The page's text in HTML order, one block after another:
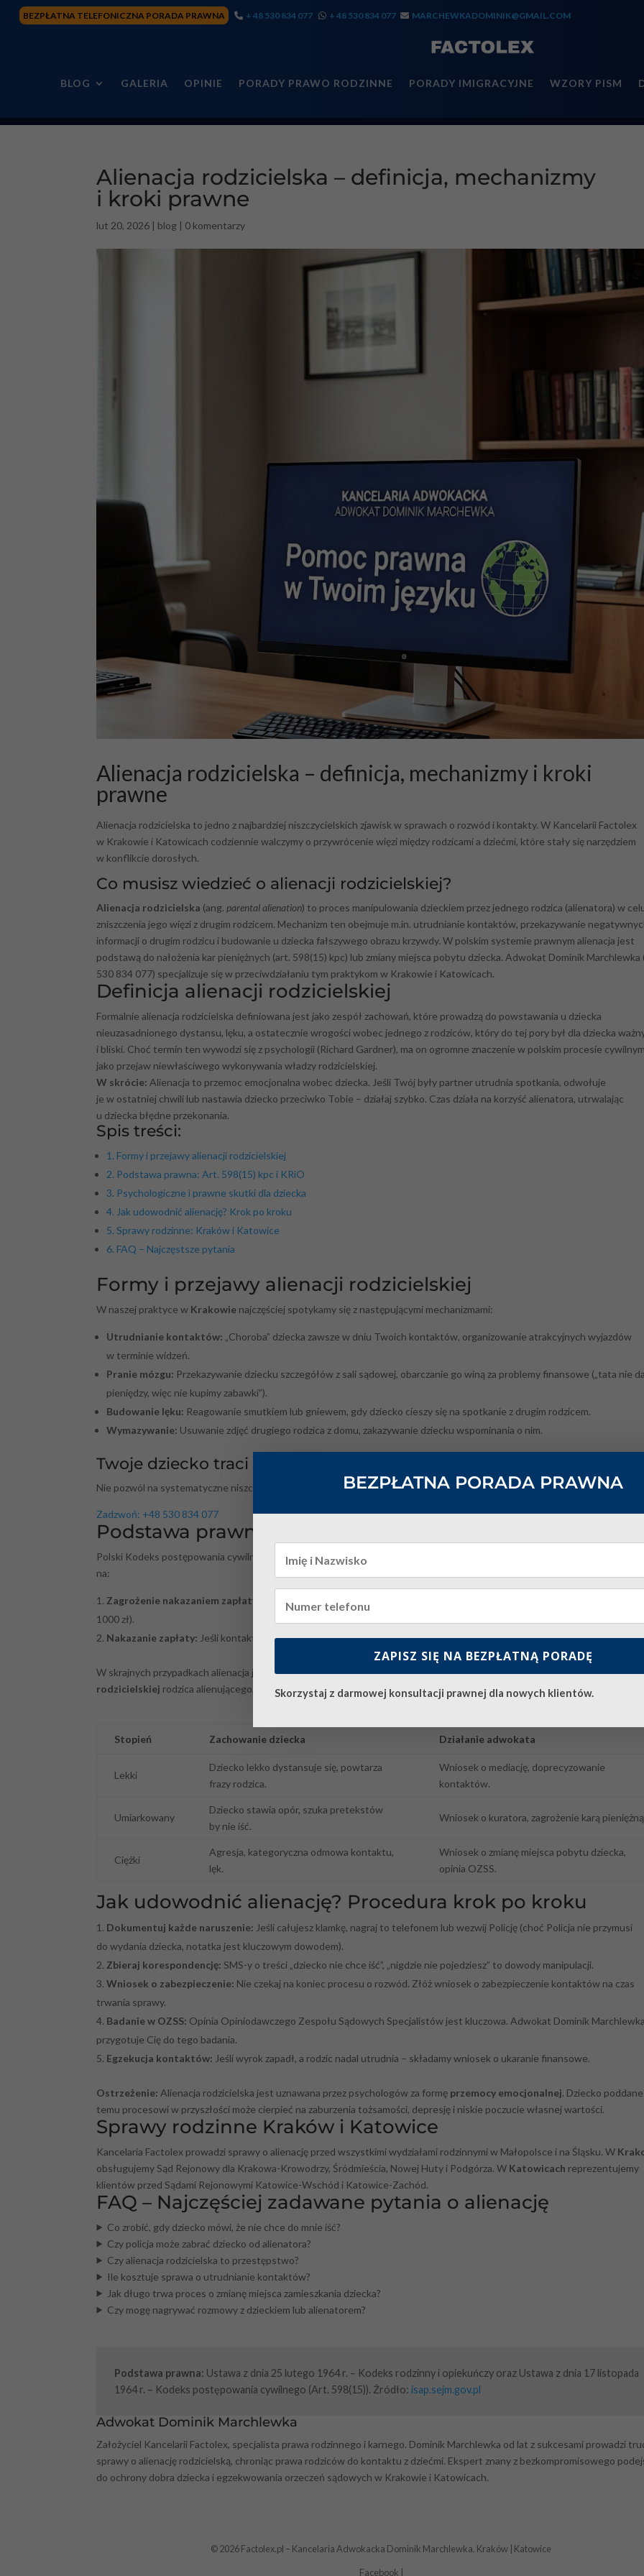
BEZPŁATNA TELEFONICZNA PORADA PRAWNA + 48 530 834 077 + 48 530 834 077 MARCHEWKADOMINIK@GMAIL.COM
BLOG GALERIA OPINIE PORADY PRAWO RODZINNE PORADY IMIGRACYJNE WZORY PISM
Alienacja rodzicielska – definicja, mechanizmy
i kroki prawne
lut 20, 2026 | blog | 0 komentarzy
Alienacja rodzicielska – definicja, mechanizmy i kroki
prawne
Alienacja rodzicielska to jedno z najbardziej niszczycielskich zjawisk w sprawach o rozwód i kontakty. W Kancelarii Factolex
w Krakowie i Katowicach codziennie walczymy o przywrócenie więzi między rodzicami a dziećmi, które stały się narzędziem
w konflikcie dorosłych.
Co musisz wiedzieć o alienacji rodzicielskiej?
Alienacja rodzicielska (ang. parental alienation) to proces manipulowania dzieckiem przez jednego rodzica (alienatora) w
zniszczenia jego więzi z drugim rodzicem. Mechanizm ten obejmuje m.in. utrudnianie kontaktów, przekazywanie
informacji o drugim rodzicu i budowanie u dziecka fałszywego obrazu krzywdy. W polskim systemie prawnym alienacja jest
podstawą do nałożenia kar pieniężnych (art. 598(15) kpc) lub zmiany miejsca pobytu dziecka. Adwokat Dominik Marchlewka
530 834 077) specjalizuje się w przeciwdziałaniu tym praktykom w Krakowie i Katowicach.
Definicja alienacji rodzicielskiej
Formalnie alienacja rodzicielska definiowana jest jako zespół zachowań, które prowadzą do powstawania u dziecka
nieuzasadnionego dystansu, lęku, a ostatecznie wrogości wobec jednego z rodziców, który do tej pory był dla dziecka
i bliski. Choć termin ten wywodzi się z psychologii (Richard Gardner), ma on ogromne znaczenie w polskim procesie
jako przejaw niewłaściwego wykonywania władzy rodzicielskiej.
W skrócie: Alienacja to przemoc emocjonalna wobec dziecka. Jeśli Twój były partner utrudnia spotkania, odwołuje
je w ostatniej chwili lub nastawia dziecko przeciwko Tobie – działaj szybko. Czas działa na korzyść alienatora, utrwalając
u dziecka błędne przekonania.
Spis treści:
1. Formy i przejawy alienacji rodzicielskiej
2. Podstawa prawna: Art. 598(15) kpc i KRiO
3. Psychologiczne i prawne skutki dla dziecka
4. Jak udowodnić alienację? Krok po kroku
5. Sprawy rodzinne: Kraków i Katowice
6. FAQ – Najczęstsze pytania
Formy i przejawy alienacji rodzicielskiej
W naszej praktyce w Krakowie najczęściej spotykamy się z następującymi mechanizmami:
Utrudnianie kontaktów: „Choroba” dziecka zawsze w dniu Twoich kontaktów, organizowanie atrakcyjnych wyjazdów
w terminie widzeń.
Pranie mózgu: Przekazywanie dziecku szczegółów z sali sądowej, obarczanie go winą za problemy finansowe („tata nie
pieniędzy, więc nie kupimy zabawki”).
Budowanie lęku: Reagowanie smutkiem lub gniewem, gdy dziecko cieszy się na spotkanie z drugim rodzicem.
Wymazywanie: Usuwanie zdjęć drugiego rodzica z domu, zakazywanie dziecku wspominania o nim.
Twoje dziecko traci więź z Tobą?
Nie pozwól na systematyczne niszczenie Twojej relacji z synem lub córką.
Zadzwoń: +48 530 834 077
Podstawa prawna: Jak walczyć o dziecko?
Polski Kodeks postępowania cywilnego oferuje konkretne narzędzia. Najskuteczniejszym jest
na:
Zagrożenie nakazaniem zapłaty:
Sąd ostrzega rodzica, że za każde utrudnione spotkanie zapłaci określoną kwotę (np.
1000 zł).
Nakazanie zapłaty: Jeśli kontakt się nie odbył, sąd nakazuje przelanie sumy bezpośrednio drugiemu rodzicowi.
W skrajnych przypadkach alienacja jest podstawą do wszczęcia postępowania oograniczenie lub pozbawienie władzy
rodzicielskiej rodzica alienującego, gdyż działa on przeciwko dobru dziecka.
Stopień
Zachowanie dziecka Działanie adwokata
Lekki
Dziecko lekko dystansuje się, powtarza
frazy rodzica.
Wniosek o mediację, doprecyzowanie
kontaktów.
Umiarkowany
Dziecko stawia opór, szuka pretekstów
by nie iść.
Wniosek o kuratora, zagrożenie karą
Ciężki
Agresja, kategoryczna odmowa kontaktu,
lęk.
Wniosek o zmianę miejsca pobytu dziecka,
opinia OZSS.
Jak udowodnić alienację? Procedura krok po kroku
Dokumentuj każde naruszenie: Jeśli całujesz klamkę, nagraj to telefonem lub wezwij Policję (choć Policja nie przymusi
do wydania dziecka, notatka jest kluczowym dowodem).
Zbieraj korespondencję: SMS-y o treści „dziecko nie chce iść”, „nigdzie nie pojedziesz” to dowody manipulacji.
Wniosek o zabezpieczenie: Nie czekaj na koniec procesu o rozwód. Złóż wniosek o zabezpieczenie kontaktów na czas
trwania sprawy.
Badanie w OZSS: Opinia Opiniodawczego Zespołu Sądowych Specjalistów jest kluczowa. Adwokat Dominik
przygotuje Cię do tego badania.
Egzekucja kontaktów: Jeśli wyrok zapadł, a rodzic nadal utrudnia – składamy wniosek o ukaranie finansowe.
Ostrzeżenie: Alienacja rodzicielska jest uznawana przez psychologów za formę przemocy emocjonalnej. Dziecko poddane
temu procesowi w przyszłości może cierpieć na zaburzenia tożsamości, depresję i niskie poczucie własnej wartości.
Sprawy rodzinne Kraków i Katowice
Kancelaria Factolex prowadzi sprawy o alienację przed wszystkimi wydziałami rodzinnymi w Małopolsce i na Śląsku. W
obsługujemy Sąd Rejonowy dla Krakowa-Krowodrzy, Śródmieścia, Nowej Huty i Podgórza. W Katowicach reprezentujemy
klientów przed Sądami Rejonowymi Katowice-Wschód i Katowice-Zachód.
FAQ – Najczęściej zadawane pytania o alienację
Co zrobić, gdy dziecko mówi, że nie chce do mnie iść?
Czy policja może zabrać dziecko od alienatora?
Czy alienacja rodzicielska to przestępstwo?
Ile kosztuje sprawa o utrudnianie kontaktów?
Jak długo trwa proces o zmianę miejsca zamieszkania dziecka?
Czy mogę nagrywać rozmowy z dzieckiem lub alienatorem?
Podstawa prawna: Ustawa z dnia 25 lutego 1964 r. – Kodeks rodzinny i opiekuńczy oraz Ustawa z dnia 17 listopada
1964 r. – Kodeks postępowania cywilnego (Art. 598(15)). Źródło: isap.sejm.gov.pl
Adwokat Dominik Marchlewka
Założyciel Kancelarii Factolex, specjalista prawa rodzinnego i karnego. Dominik Marchlewka od lat z sukcesami prowadzi
sprawy o alienację rodzicielską, chroniąc prawa rodziców do kontaktu z dziećmi. Ekspert znany z bezkompromisowego
do ochrony dobra dziecka i egzekwowania orzeczeń sądowych w Krakowie i Katowicach.
© 2026 Factolex.pl – Kancelaria Adwokacka Dominik Marchlewka. Kraków | Katowice
Facebook
BEZPŁATNA PORADA PRAWNA
ZAPISZ SIĘ NA BEZPŁATNĄ PORADĘ
Skorzystaj z darmowej konsultacji prawnej dla nowych klientów.